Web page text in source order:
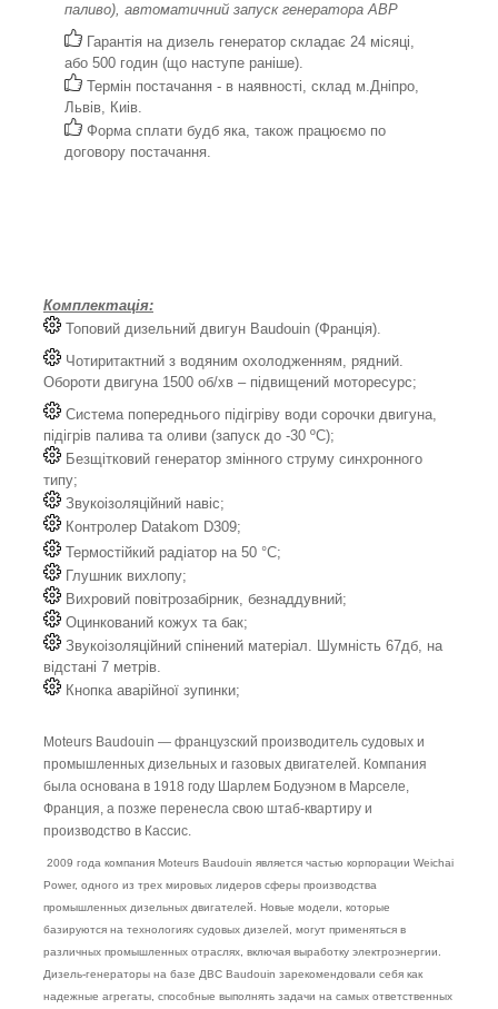
паливо), автоматичний запуск генератора АВР
Гарантія на дизель генератор складає 24 місяці,
або 500 годин (що наступе раніше).
Термін постачання - в наявності, склад м.Дніпро,
Львів, Киів.
Форма сплати будб яка, також працюємо по
договору постачання.
Комплектація:
Топовий дизельний двигун Baudouin (Франція).
Чотиритактний з водяним охолодженням, рядний.
Обороти двигуна 1500 об/хв – підвищений моторесурс;
Система попереднього підігріву води сорочки двигуна,
підігрів палива та оливи (запуск до -30 ºС);
Безщітковий генератор змінного струму синхронного
типу;
Звукоізоляційний навіс;
Контролер Datakom D309;
Термостійкий радіатор на 50 °C;
Глушник вихлопу;
Вихровий повітрозабірник, безнаддувний;
Оцинкований кожух та бак;
Звукоізоляційний спінений матеріал. Шумність 67дб, на
відстані 7 метрів.
Кнопка аварійної зупинки;
Moteurs Baudouin — французский производитель судовых и
промышленных дизельных и газовых двигателей. Компания
была основана в 1918 году Шарлем Бодуэном в Марселе,
Франция, а позже перенесла свою штаб-квартиру и
производство в Кассис.
2009 года компания Moteurs Baudouin является частью корпорации Weichai
Power, одного из трех мировых лидеров сферы производства
промышленных дизельных двигателей. Новые модели, которые
базируются на технологиях судовых дизелей, могут применяться в
различных промышленных отраслях, включая выработку электроэнергии.
Дизель-генераторы на базе ДВС Baudouin зарекомендовали себя как
надежные агрегаты, способные выполнять задачи на самых ответственных